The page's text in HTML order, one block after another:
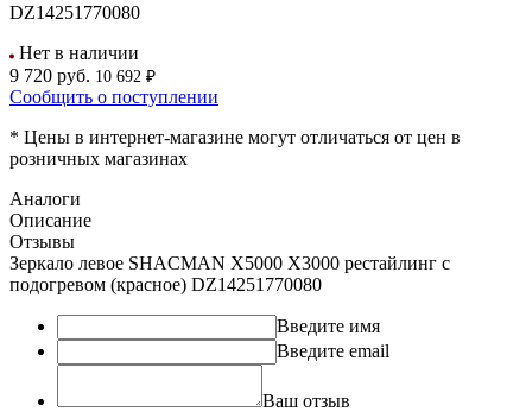
DZ14251770080
Нет в наличии
9 720 руб. 10 692 ₽
Сообщить о поступлении
* Цены в интернет-магазине могут отличаться от цен в
розничных магазинах
Аналоги
Описание
Отзывы
Зеркало левое SHACMAN X5000 X3000 рестайлинг с
подогревом (красное) DZ14251770080
Введите имя
Введите email
Ваш отзыв